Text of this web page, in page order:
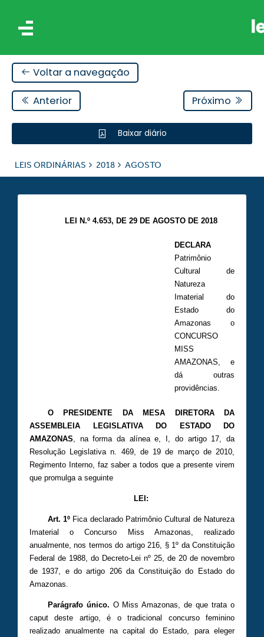
Voltar a navegação
Anterior Próximo
Baixar diário
LEIS ORDINÁRIAS 2018 AGOSTO
LEI N.º 4.653, DE 29 DE AGOSTO DE 2018
DECLARA
Patrimônio
Cultural de
Natureza
Imaterial do
Estado do
Amazonas o
CONCURSO
MISS
AMAZONAS, e
dá outras
providências.
O PRESIDENTE DA MESA DIRETORA DA
ASSEMBLEIA LEGISLATIVA DO ESTADO DO
AMAZONAS , na forma da alínea e, I, do artigo 17, da
Resolução Legislativa n. 469, de 19 de março de 2010,
Regimento Interno, faz saber a todos que a presente virem
que promulga a seguinte
LEI:
Art. 1º Fica declarado Patrimônio Cultural de Natureza
Imaterial o Concurso Miss Amazonas, realizado
anualmente, nos termos do artigo 216, § 1º da Constituição
Federal de 1988, do Decreto-Lei nº 25, de 20 de novembro
de 1937, e do artigo 206 da Constituição do Estado do
Amazonas.
Parágrafo único. O Miss Amazonas, de que trata o
caput deste artigo, é o tradicional concurso feminino
realizado anualmente na capital do Estado, para eleger